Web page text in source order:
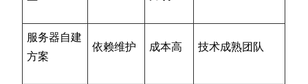
服务器自建
方案
依赖维护 成本高 技术成熟团队